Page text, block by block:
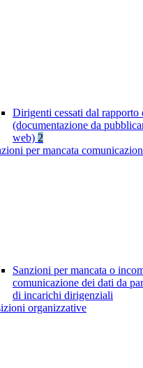
Dirigenti cessati dal rapporto
(documentazione da
web) 2
per mancata
Sanzioni per mancata o
comunicazione dei dati da
di incarichi dirigenziali
organizzative